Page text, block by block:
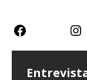
Teatro